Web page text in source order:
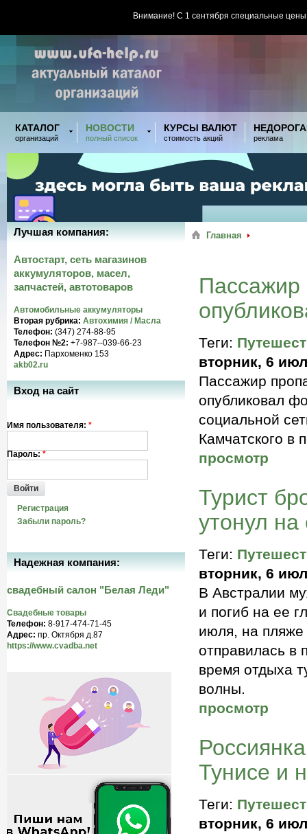
Внимание! С 1 сентября специальные
КАТАЛОГ
организаций
НОВОСТИ
полный список
КУРСЫ ВАЛЮТ
стоимость акций реклама
Главная
Пассажир
Теги:
вторник, 6
Пассажир
опубликовал
социальной
Камчатского в
просмотр
Турист
утонул на
Теги:
вторник, 6
В Австралии
и погиб на ее
июля, на пляже
отправилась в
время отдыха
волны.
просмотр
Тунисе и
Теги:
вторник, 6
Лучшая компания:
Автостарт, сеть магазинов
аккумуляторов, масел,
запчастей, автотоваров
Автомобильные аккумуляторы
Вторая рубрика: Автохимия / Масла
Телефон: (347) 274-88-95
Телефон №2: +7-987--039-66-23
Адрес: Пархоменко 153
akb02.ru
Вход на сайт
Имя пользователя: *
Пароль: *
Войти
Регистрация
Забыли пароль?
Надежная компания:
свадебный салон "Белая Леди"
Свадебные товары
Телефон: 8-917-474-71-45
Адрес: пр. Октября д.87
https://www.cvadba.net